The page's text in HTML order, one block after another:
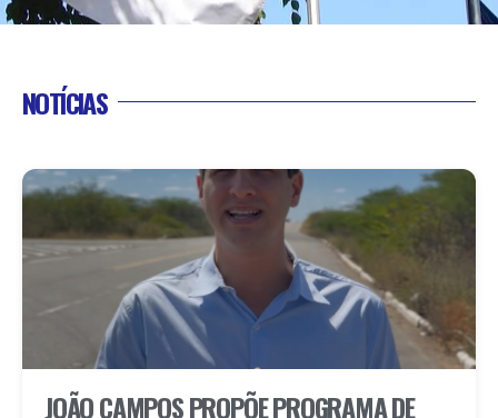
NOTÍCIAS
JOÃO CAMPOS PROPÕE PROGRAMA DE